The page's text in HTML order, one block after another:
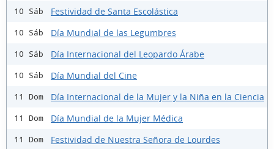
10 Sáb Festividad de Santa Escolástica
10 Sáb Día Mundial de las Legumbres
10 Sáb Día Internacional del Leopardo Árabe
10 Sáb Día Mundial del Cine
11 Dom Día Internacional de la Mujer y la Niña en la Ciencia
11 Dom Día Mundial de la Mujer Médica
11 Dom Festividad de Nuestra Señora de Lourdes